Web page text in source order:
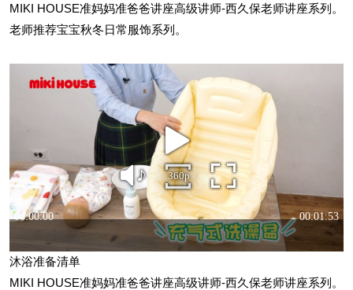
MIKI HOUSE准妈妈准爸爸讲座高级讲师-西久保老师讲座系列。
老师推荐宝宝秋冬日常服饰系列。
沐浴准备清单
MIKI HOUSE准妈妈准爸爸讲座高级讲师-西久保老师讲座系列。